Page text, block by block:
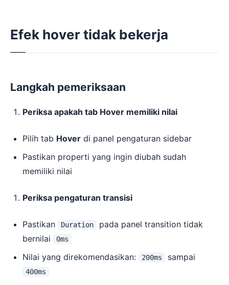
Efek hover tidak bekerja
Langkah pemeriksaan
Periksa apakah tab Hover memiliki nilai
Pilih tab Hover di panel pengaturan sidebar
Pastikan properti yang ingin diubah sudah
memiliki nilai
Periksa pengaturan transisi
Pastikan Duration
pada panel transition tidak
bernilai
0ms
Nilai yang direkomendasikan: 200ms sampai
400ms